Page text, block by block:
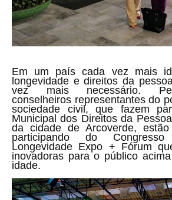
Em um país cada vez mais
longevidade e direitos da
vez mais necessário.
conselheiros representantes do
sociedade civil, que fazem
Municipal dos Direitos da
da cidade de Arcoverde,
participando do
Longevidade Expo + Fórum
inovadoras para o público
idade.